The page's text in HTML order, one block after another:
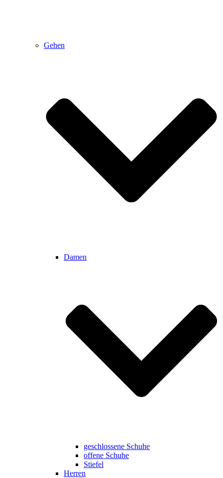
Gehen
Damen
geschlossene Schuhe
offene Schuhe
Stiefel
Herren